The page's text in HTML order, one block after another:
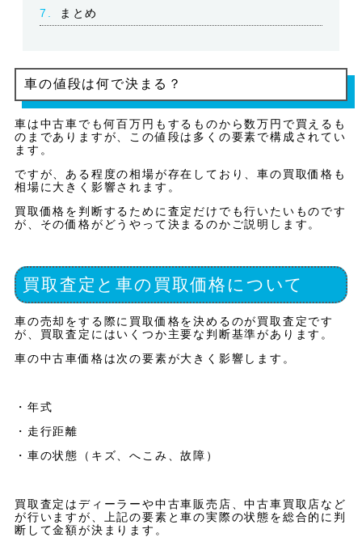
7. まとめ
車の値段は何で決まる？
車は中古車でも何百万円もするものから数万円で買えるも
のまでありますが、この値段は多くの要素で構成されてい
ます。
ですが、ある程度の相場が存在しており、車の買取価格も
相場に大きく影響されます。
買取価格を判断するために査定だけでも行いたいものです
が、その価格がどうやって決まるのかご説明します。
買取査定と車の買取価格について
車の売却をする際に買取価格を決めるのが買取査定です
が、買取査定にはいくつか主要な判断基準があります。
車の中古車価格は次の要素が大きく影響します。
・年式
・走行距離
・車の状態（キズ、へこみ、故障）
買取査定はディーラーや中古車販売店、中古車買取店など
が行いますが、上記の要素と車の実際の状態を総合的に判
断して金額が決まります。